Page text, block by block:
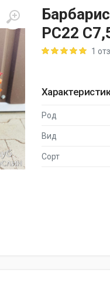
PC22
Rating: 5 out of 5
1
Род
Вид
Сорт